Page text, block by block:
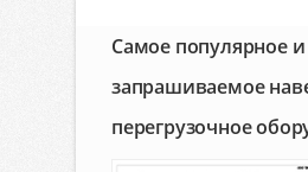
Самое популярное и
запрашиваемое
перегрузочное